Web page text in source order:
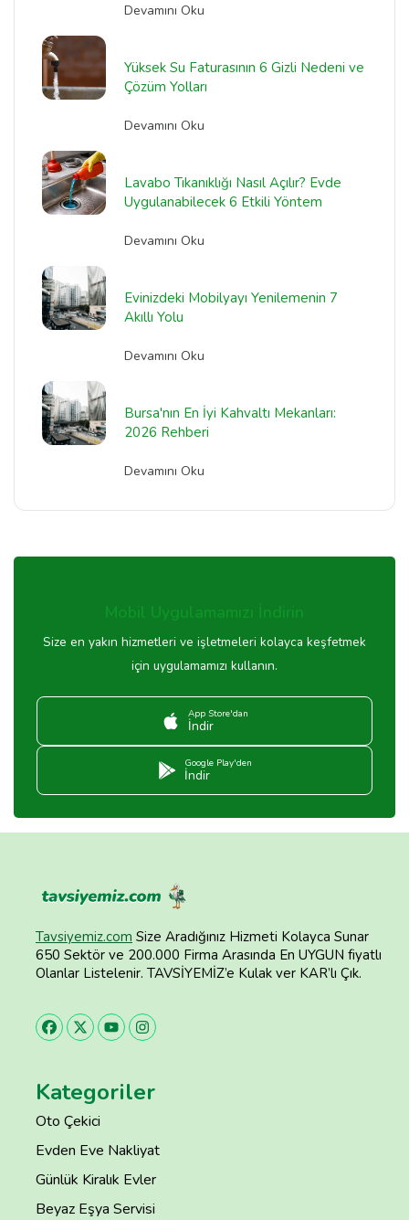
Devamını Oku
Yüksek Su Faturasının 6 Gizli Nedeni ve
Çözüm Yolları
Devamını Oku
Lavabo Tıkanıklığı Nasıl Açılır? Evde
Uygulanabilecek 6 Etkili Yöntem
Devamını Oku
Evinizdeki Mobilyayı Yenilemenin 7
Akıllı Yolu
Devamını Oku
Bursa'nın En İyi Kahvaltı Mekanları:
2026 Rehberi
Devamını Oku
Mobil Uygulamamızı İndirin
Size en yakın hizmetleri ve işletmeleri kolayca keşfetmek
için uygulamamızı kullanın.
App Store'dan
İndir
Google Play'den
İndir
Tavsiyemiz.com Size Aradığınız Hizmeti Kolayca Sunar
650 Sektör ve 200.000 Firma Arasında En UYGUN fiyatlı
Olanlar Listelenir. TAVSİYEMİZ’e Kulak ver KAR’lı Çık.
Kategoriler
Oto Çekici
Evden Eve Nakliyat
Günlük Kiralık Evler
Beyaz Eşya Servisi